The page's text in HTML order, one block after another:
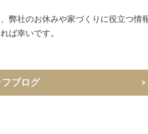
弊社のお休みや家づくりに役立つ情
ば幸いです。
フブログ